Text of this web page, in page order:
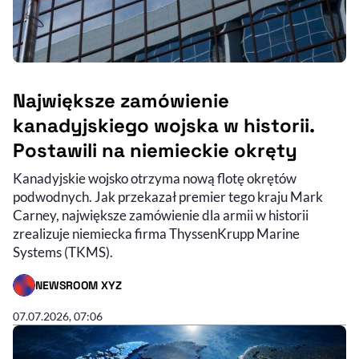
Największe zamówienie
kanadyjskiego wojska w historii.
Postawili na niemieckie okręty
Kanadyjskie wojsko otrzyma nową flotę okrętów
podwodnych. Jak przekazał premier tego kraju Mark
Carney, największe zamówienie dla armii w historii
zrealizuje niemiecka firma ThyssenKrupp Marine
Systems (TKMS).
NEWSROOM XYZ
- AUTOR ARTYKUŁU - PROFIL
07.07.2026, 07:06